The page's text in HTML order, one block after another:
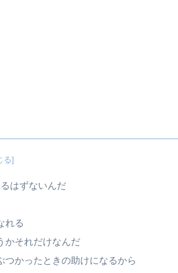
はずないんだ
れる
かそれだけなんだ
つかったときの助けになるから